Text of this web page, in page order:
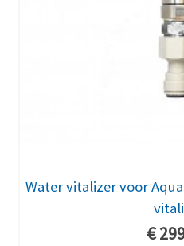
Water vitalizer voor
€